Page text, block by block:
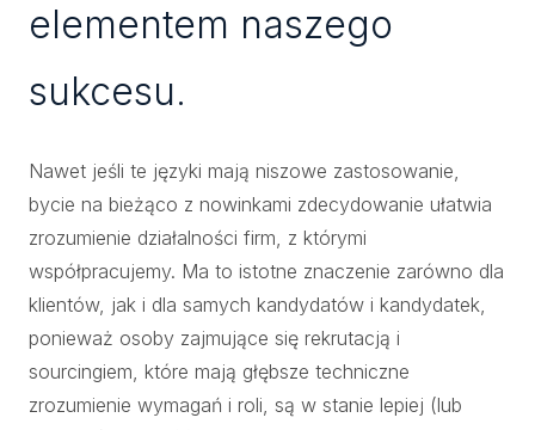
elementem naszego
sukcesu.
Nawet jeśli te języki mają niszowe zastosowanie,
bycie na bieżąco z nowinkami zdecydowanie ułatwia
zrozumienie działalności firm, z którymi
współpracujemy. Ma to istotne znaczenie zarówno dla
klientów, jak i dla samych kandydatów i kandydatek,
ponieważ osoby zajmujące się rekrutacją i
sourcingiem, które mają głębsze techniczne
zrozumienie wymagań i roli, są w stanie lepiej (lub